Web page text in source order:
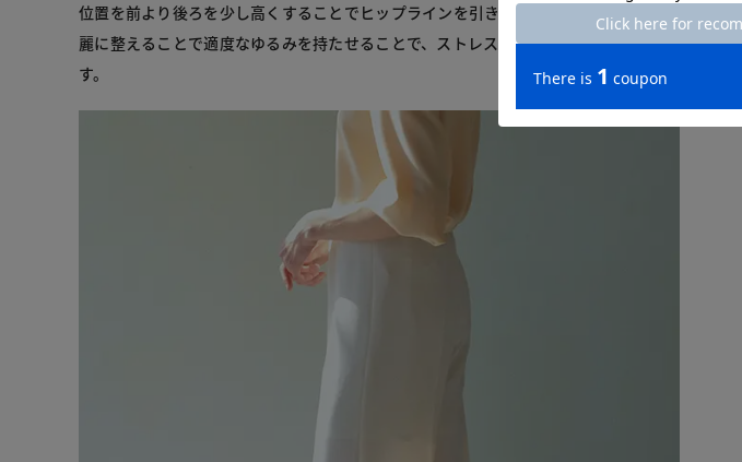
位置を前より後ろを少し高くすることでヒップラインを引き上げ、生地の地の目を綺
麗に整えることで適度なゆるみを持たせることで、ストレスフリーな実現していま
す。